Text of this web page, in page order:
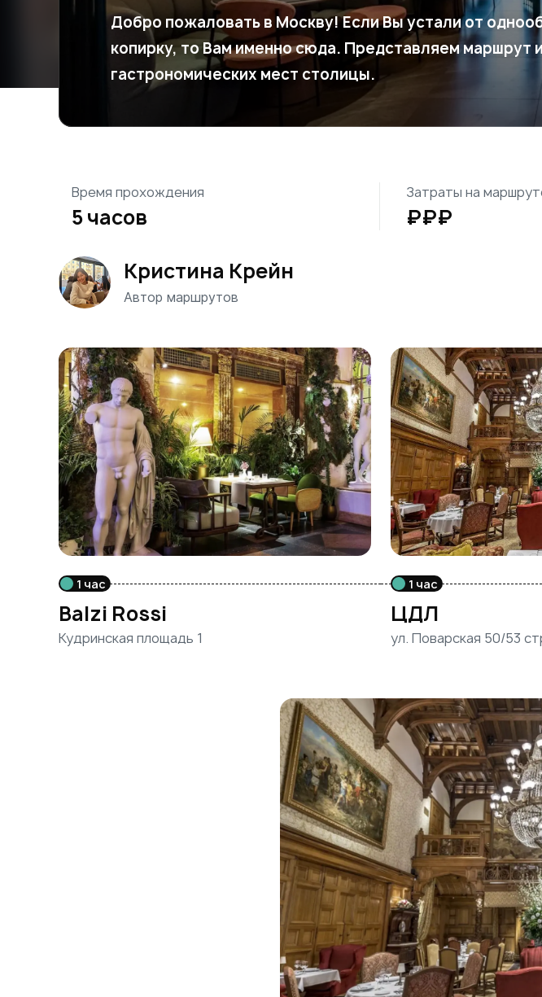
Добро пожаловать в Москву! Если Вы устали от
копирку, то Вам именно сюда. Представляем маршрут
гастрономических мест столицы.
Кристина Крейн
Автор маршрутов
Время прохождения
5 часов
Затраты на
₽₽₽
1 час
Balzi Rossi
Кудринская площадь 1
1 час
ЦДЛ
ул. Поварская 50/53